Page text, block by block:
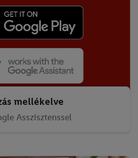
mellékelve
Asszisztenssel